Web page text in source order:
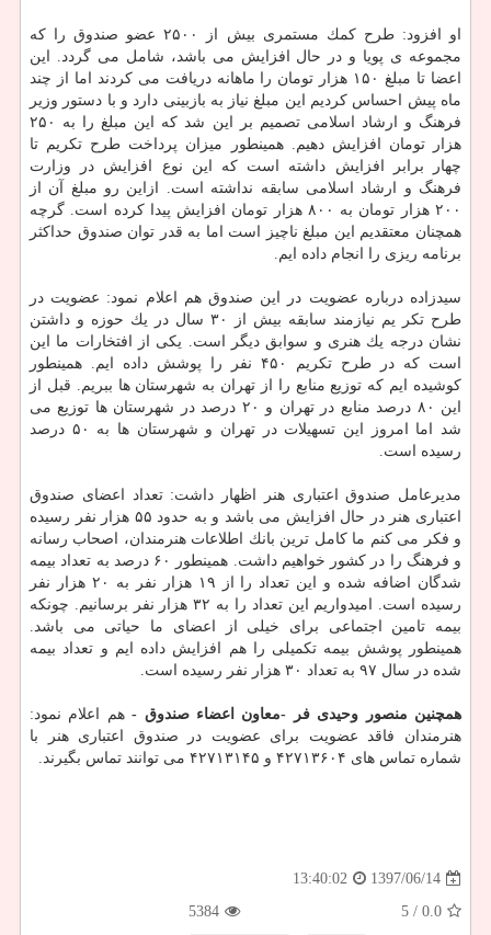
او افزود: طرح كمك مستمری بیش از ۲۵۰۰ عضو صندوق را كه
مجموعه ی پویا و در حال افزایش می باشد، شامل می گردد. این
اعضا تا مبلغ ۱۵۰ هزار تومان را ماهانه دریافت می كردند اما از چند
ماه پیش احساس كردیم این مبلغ نیاز به بازبینی دارد و با دستور وزیر
فرهنگ و ارشاد اسلامی تصمیم بر این شد كه این مبلغ را به ۲۵۰
هزار تومان افزایش دهیم. همینطور میزان پرداخت طرح تكریم تا
چهار برابر افزایش داشته است كه این نوع افزایش در وزارت
فرهنگ و ارشاد اسلامی سابقه نداشته است. ازاین رو مبلغ آن از
۲۰۰ هزار تومان به ۸۰۰ هزار تومان افزایش پیدا كرده است. گرچه
همچنان معتقدیم این مبلغ ناچیز است اما به قدر توان صندوق حداكثر
برنامه ریزی را انجام داده ایم.
سیدزاده درباره عضویت در این صندوق هم اعلام نمود: عضویت در
طرح تكر یم نیازمند سابقه بیش از ۳۰ سال در یك حوزه و داشتن
نشان درجه یك هنری و سوابق دیگر است. یكی از افتخارات ما این
است كه در طرح تكریم ۴۵۰ نفر را پوشش داده ایم. همینطور
كوشیده ایم كه توزیع منابع را از تهران به شهرستان ها ببریم. قبل از
این ۸۰ درصد منابع در تهران و ۲۰ درصد در شهرستان ها توزیع می
شد اما امروز این تسهیلات در تهران و شهرستان ها به ۵۰ درصد
رسیده است.
مدیرعامل صندوق اعتباری هنر اظهار داشت: تعداد اعضای صندوق
اعتباری هنر در حال افزایش می باشد و به حدود ۵۵ هزار نفر رسیده
و فكر می كنم ما كامل ترین بانك اطلاعات هنرمندان، اصحاب رسانه
و فرهنگ را در كشور خواهیم داشت. همینطور ۶۰ درصد به تعداد بیمه
شدگان اضافه شده و این تعداد را از ۱۹ هزار نفر به ۲۰ هزار نفر
رسیده است. امیدواریم این تعداد را به ۳۲ هزار نفر برسانیم. چونكه
بیمه تامین اجتماعی برای خیلی از اعضای ما حیاتی می باشد.
همینطور پوشش بیمه تكمیلی را هم افزایش داده ایم و تعداد بیمه
شده در سال ۹۷ به تعداد ۳۰ هزار نفر رسیده است.
همچنین منصور وحیدی فر -معاون اعضاء صندوق -هم اعلام نمود:
هنرمندان فاقد عضویت برای عضویت در صندوق اعتباری هنر با
شماره تماس های ۴۲۷۱۳۶۰۴ و ۴۲۷۱۳۱۴۵ می توانند تماس بگیرند.
1397/06/14
13:40:02
0.0
/ 5
5384